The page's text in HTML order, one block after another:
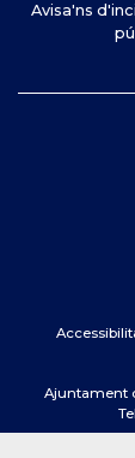
Avisa'ns
Ajuntament